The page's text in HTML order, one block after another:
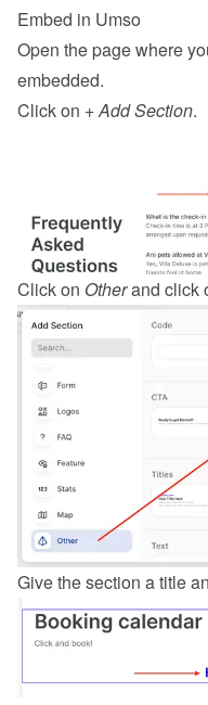
Embed in Umso
Open the page where
embedded.
Click on + Add Section.
Click on Other and click
Give the section a title